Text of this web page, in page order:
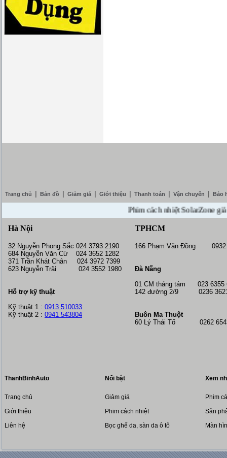
Trang chủ Bản đồ Giảm giá Giới thiệu Thanh toán Vận chuyển Bảo
Phim cách nhiệt SolarZone giảm
Hà Nội
32 Nguyễn Phong Sắc 024 3793 2190
684 Nguyễn Văn Cừ 024 3652 1282
371 Trần Khát Chân 024 3972 7399
623 Nguyễn Trãi 024 3552 1980
Hỗ trợ kỹ thuật
Kỹ thuật 1 : 0913 510033
Kỹ thuật 2 : 0941 543804
TPHCM
166 Phạm Văn Đồng 0932
Đà Nẵng
01 CM tháng tám 023 6355
142 đường 2/9 0236
Buôn Ma Thuột
60 Lý Thái Tổ 0262
ThanhBinhAuto
Trang chủ
Giới thiệu
Liên hệ
Nổi bật
Giảm giá
Phim cách nhiệt
Bọc ghế da, sàn da ô tô
Xem
Phim
Sản
Màn